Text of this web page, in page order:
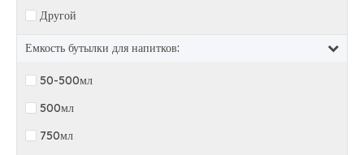
Другой
Емкость бутылки для напитков:
50-500мл
500мл
750мл